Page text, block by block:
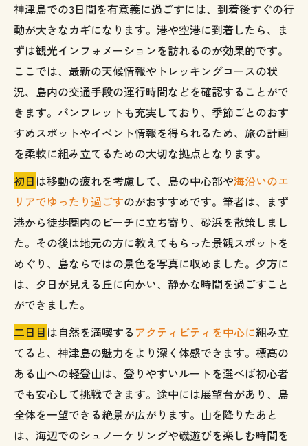
神津島での3日間を有意義に過ごすには、到着後すぐの行
動が大きなカギになります。港や空港に到着したら、ま
ずは観光インフォメーションを訪れるのが効果的です。
ここでは、最新の天候情報やトレッキングコースの状
況、島内の交通手段の運行時間などを確認することがで
きます。パンフレットも充実しており、季節ごとのおす
すめスポットやイベント情報を得られるため、旅の計画
を柔軟に組み立てるための大切な拠点となります。
初日 は移動の疲れを考慮して、島の中心部や海沿いのエ
リアでゆったり過ごすのがおすすめです。筆者は、まず
港から徒歩圏内のビーチに立ち寄り、砂浜を散策しまし
た。その後は地元の方に教えてもらった景観スポットを
めぐり、島ならではの景色を写真に収めました。夕方に
は、夕日が見える丘に向かい、静かな時間を過ごすこと
ができました。
二日目 は自然を満喫する アクティビティを中心に組み立
てると、神津島の魅力をより深く体感できます。標高の
ある山への軽登山は、登りやすいルートを選べば初心者
でも安心して挑戦できます。途中には展望台があり、島
全体を一望できる絶景が広がります。山を降りたあと
は、海辺でのシュノーケリングや磯遊びを楽しむ時間を